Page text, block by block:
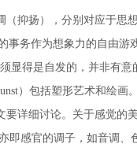
抑扬），分别对应于思
事务作为想象力的自由游
显得是自发的，并非有意
）包括塑形艺术和绘画
详细讨论。关于感觉的
即感官的调子，如音调、